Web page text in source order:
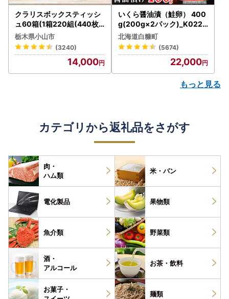
クラリスボックスティッシ
ュ60箱(1箱220組(440枚))
(5個入り×12セット)【配送
不可地域：離島・沖縄県】
【1256759】
栃木県小山市
(3240)
14,000
いくら醤油漬（鮭卵） 400
g(200g×2パック)_K022-
1676
北海道白糠町
(5674)
22,000
もっと見る
カテゴリから返礼品をさがす
肉・
ハム類
米・パン
電化製品 果物類
魚介類 野菜類
酒・
アルコール
お茶・ 飲料
お菓子・
麺類